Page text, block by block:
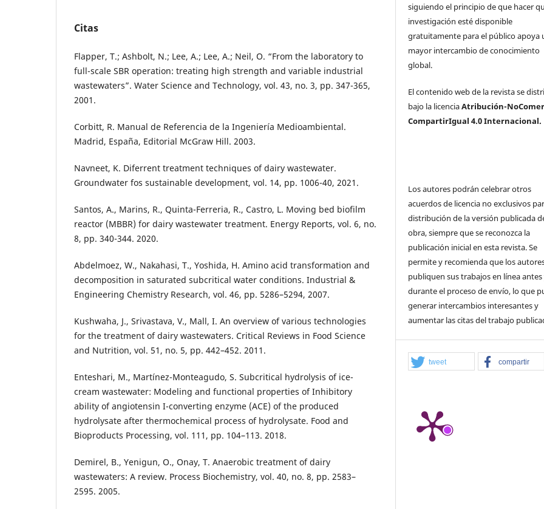
Citas
Flapper, T.; Ashbolt, N.; Lee, A.; Lee, A.; Neil, O. “From the laboratory to
full-scale SBR operation: treating high strength and variable industrial
wastewaters”. Water Science and Technology, vol. 43, no. 3, pp. 347-365,
2001.
Corbitt, R. Manual de Referencia de la Ingeniería Medioambiental.
Madrid, España, Editorial McGraw Hill. 2003.
Navneet, K. Diferrent treatment techniques of dairy wastewater.
Groundwater fos sustainable development, vol. 14, pp. 1006-40, 2021.
Santos, A., Marins, R., Quinta-Ferreria, R., Castro, L. Moving bed biofilm
reactor (MBBR) for dairy wastewater treatment. Energy Reports, vol. 6, no.
8, pp. 340-344. 2020.
Abdelmoez, W., Nakahasi, T., Yoshida, H. Amino acid transformation and
decomposition in saturated subcritical water conditions. Industrial &
Engineering Chemistry Research, vol. 46, pp. 5286–5294, 2007.
Kushwaha, J., Srivastava, V., Mall, I. An overview of various technologies
for the treatment of dairy wastewaters. Critical Reviews in Food Science
and Nutrition, vol. 51, no. 5, pp. 442–452. 2011.
Enteshari, M., Martínez-Monteagudo, S. Subcritical hydrolysis of ice-
cream wastewater: Modeling and functional properties of Inhibitory
ability of angiotensin I-converting enzyme (ACE) of the produced
hydrolysate after thermochemical process of hydrolysate. Food and
Bioproducts Processing, vol. 111, pp. 104–113. 2018.
Demirel, B., Yenigun, O., Onay, T. Anaerobic treatment of dairy
wastewaters: A review. Process Biochemistry, vol. 40, no. 8, pp. 2583–
2595. 2005.
siguiendo el principio de que hacer
investigación esté disponible
gratuitamente para el público apoya
mayor intercambio de conocimiento
global.
El contenido web de la revista se
bajo la licenciaAtribución-
CompartirIgual 4.0 Internacional.
Los autores podrán celebrar otros
acuerdos de licencia no exclusivos
distribución de la versión publicada
obra, siempre que se reconozca la
publicación inicial en esta revista. Se
permite y recomienda que los
publiquen sus trabajos en línea antes
durante el proceso de envío, lo que
generar intercambios interesantes y
aumentar las citas del trabajo
tweet compartir